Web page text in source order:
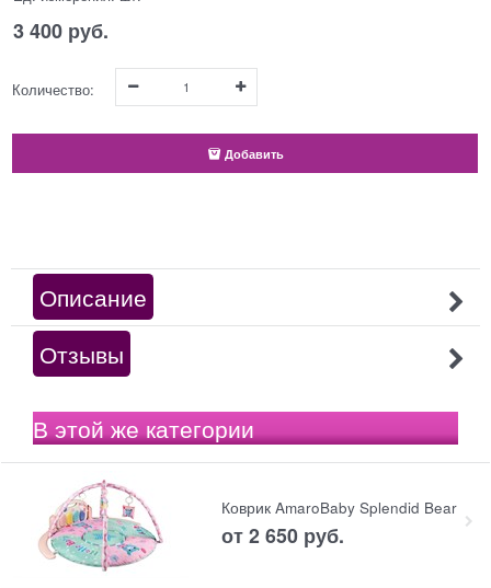
3 400 руб.
Количество:
Добавить
Описание
Отзывы
В этой же категории
Коврик AmaroBaby Splendid Bear
от 2 650 руб.